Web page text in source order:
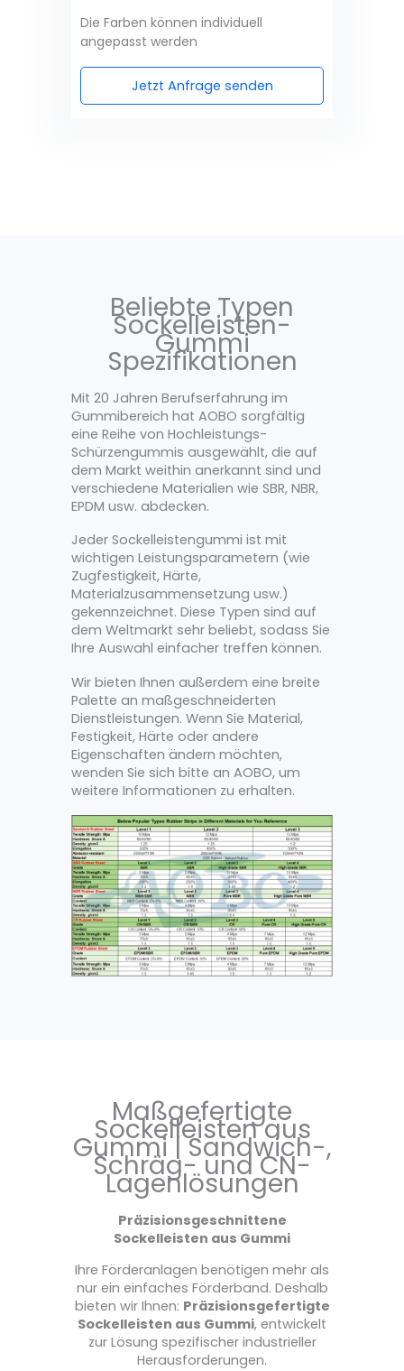
Die Farben können individuell
angepasst werden
Jetzt Anfrage senden
Beliebte Typen
Sockelleisten-
Gummi
Spezifikationen
Mit 20 Jahren Berufserfahrung im
Gummibereich hat AOBO sorgfältig
eine Reihe von Hochleistungs-
Schürzengummis ausgewählt, die auf
dem Markt weithin anerkannt sind und
verschiedene Materialien wie SBR, NBR,
EPDM usw. abdecken.
Jeder Sockelleistengummi ist mit
wichtigen Leistungsparametern (wie
Zugfestigkeit, Härte,
Materialzusammensetzung usw.)
gekennzeichnet. Diese Typen sind auf
dem Weltmarkt sehr beliebt, sodass Sie
Ihre Auswahl einfacher treffen können.
Wir bieten Ihnen außerdem eine breite
Palette an maßgeschneiderten
Dienstleistungen. Wenn Sie Material,
Festigkeit, Härte oder andere
Eigenschaften ändern möchten,
wenden Sie sich bitte an AOBO, um
weitere Informationen zu erhalten.
Maßgefertigte
Sockelleisten aus
Gummi | Sandwich-,
Schräg- und CN-
Lagenlösungen
Präzisionsgeschnittene
Sockelleisten aus Gummi
Ihre Förderanlagen benötigen mehr als
nur ein einfaches Förderband. Deshalb
bieten wir Ihnen: Präzisionsgefertigte
Sockelleisten aus Gummi, entwickelt
zur Lösung spezifischer industrieller
Herausforderungen.